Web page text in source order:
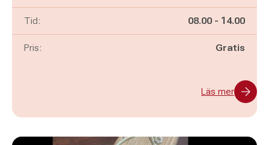
Tid: Pågår mellan
08.00 - och
14.00
Pris: Gratis
Läs mer